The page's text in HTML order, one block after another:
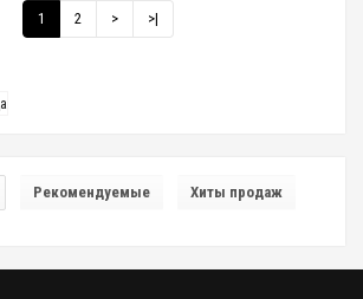
1 2 > >|
Рекомендуемые Хиты продаж